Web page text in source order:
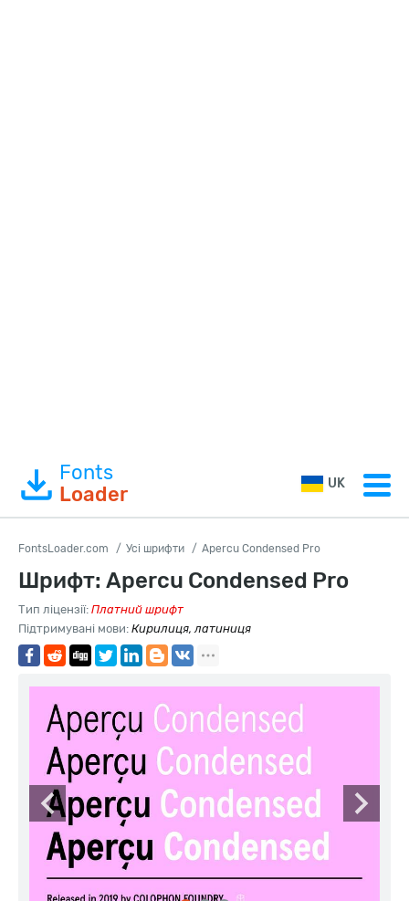
Fonts
Loader
UK
FontsLoader.com Усі шрифти Apercu Condensed Pro
Шрифт: Apercu Condensed Pro
Тип ліцензії: Платний шрифт
Підтримувані мови: Кирилиця, латиниця